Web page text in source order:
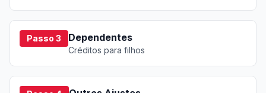
Passo 3 Dependentes
Créditos para filhos